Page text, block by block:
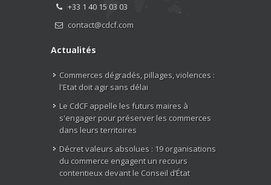
+33 1 40 15 03 03
contact@cdcf.com
Actualités
Commerces dégradés, pillages, violences :
l'Etat doit agir sans délai
Le CdCF appelle les futurs maires à
s'engager pour préserver les commerces
dans leurs territoires
Décret valeurs absolues : 19 organisations
du commerce engagent un recours
contentieux devant le Conseil d’État